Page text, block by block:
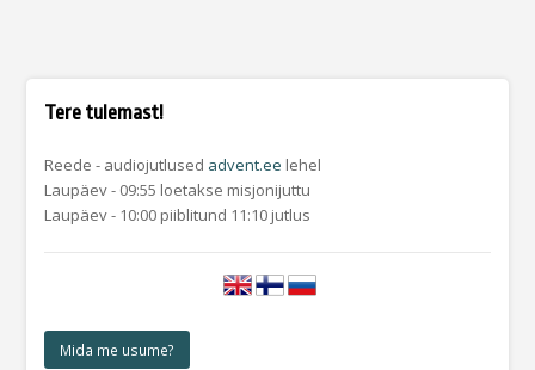
Tere tulemast!
Reede - audiojutlused advent.ee lehel
Laupäev - 09:55 loetakse misjonijuttu
Laupäev - 10:00 piiblitund 11:10 jutlus
Mida me usume?